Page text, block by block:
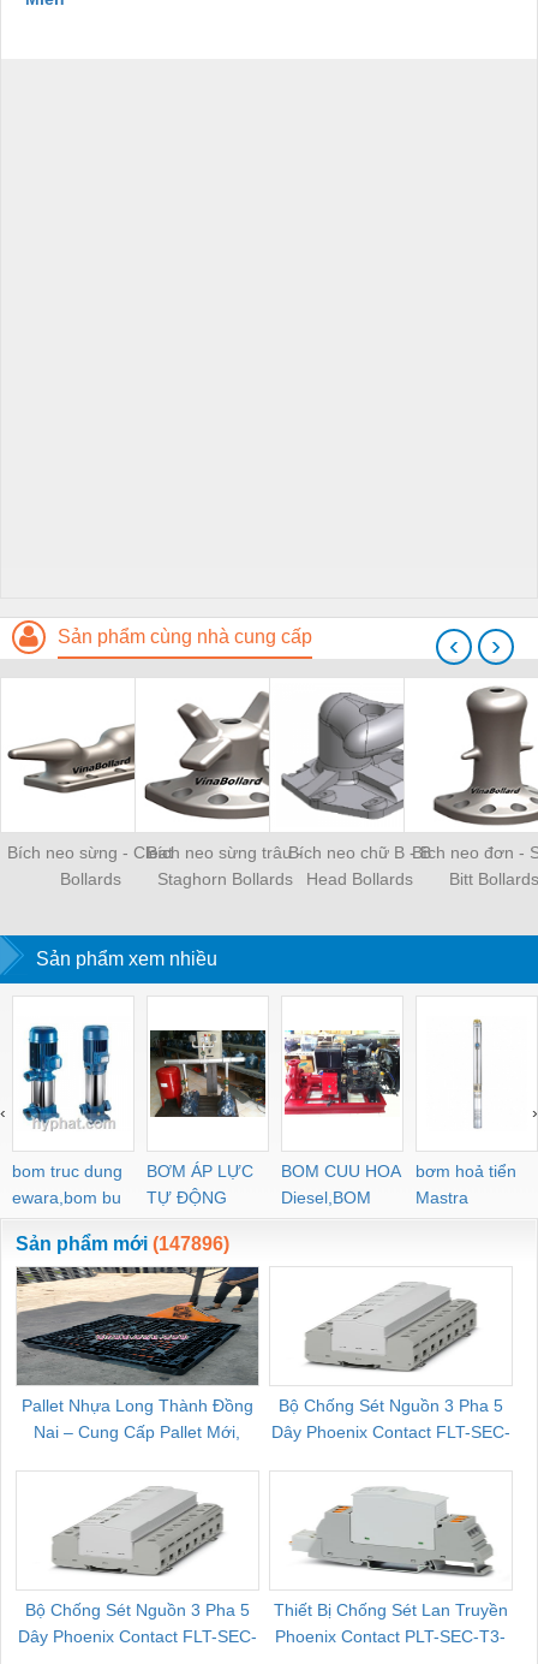
Sản phẩm cùng nhà cung cấp
Bích neo sừng - Cleat
Bollards
Bích neo sừng trâu -
Staghorn Bollards
Bích neo chữ B - B
Head Bollards
Bích neo đơn -
Bitt Bollards
‹ ›
Sản phẩm xem nhiều
bom truc dung
ewara,bom bu
ewara
BƠM ÁP LỰC
TỰ ĐỘNG
BOM CUU HOA
Diesel,BOM
CHUA CHAY
bơm hoả tiển
Mastra
‹ ›
Sản phẩm mới (147896)
Pallet Nhựa Long Thành Đồng
Nai – Cung Cấp Pallet Mới,
Bộ Chống Sét Nguồn 3 Pha 5
Dây Phoenix Contact FLT-SEC-
Bộ Chống Sét Nguồn 3 Pha 5
Dây Phoenix Contact FLT-SEC-
Thiết Bị Chống Sét Lan Truyền
Phoenix Contact PLT-SEC-T3-